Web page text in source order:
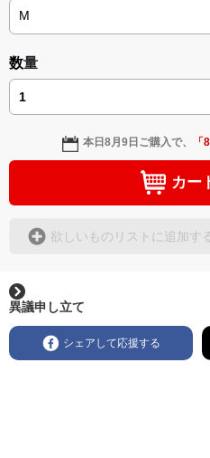
数量
本日8月9日 ご購入で、 「
カー
欲しいものリストに追加す
異議申し立て
シェアして応援する